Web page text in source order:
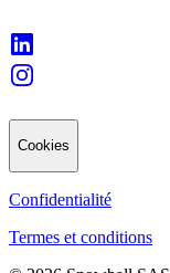
Cookies
Confidentialité
Termes et conditions